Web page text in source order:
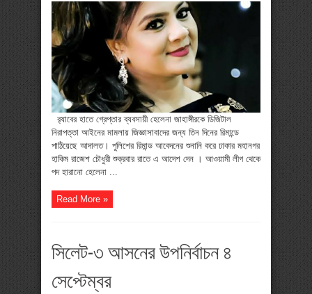
নিরাপত্তা
আইনের
মামলায়
রিমান্ডে
হেলেনা
জাহাঙ্গীর
র‌্যাবের হাতে গ্রেপ্তার ব্যবসায়ী হেলেনা জাহাঙ্গীরকে ডিজিটাল
নিরাপত্তা আইনের মামলায় জিজ্ঞাসাবাদের জন্য তিন দিনের রিমান্ডে
পাঠিয়েছে আদালত। পুলিশের রিমান্ড আবেদনের শুনানি করে ঢাকার মহানগর
হাকিম রাজেশ চৌধুরী শুক্রবার রাতে এ আদেশ দেন । আওয়ামী লীগ থেকে
পদ হারানো হেলেনা ...
Read More »
সিলেট-৩ আসনের উপনির্বাচন ৪
সেপ্টেম্বর